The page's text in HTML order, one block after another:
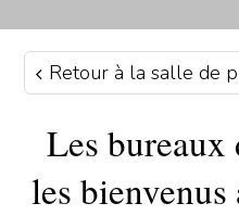
Retour à la salle de
Les bureaux
les